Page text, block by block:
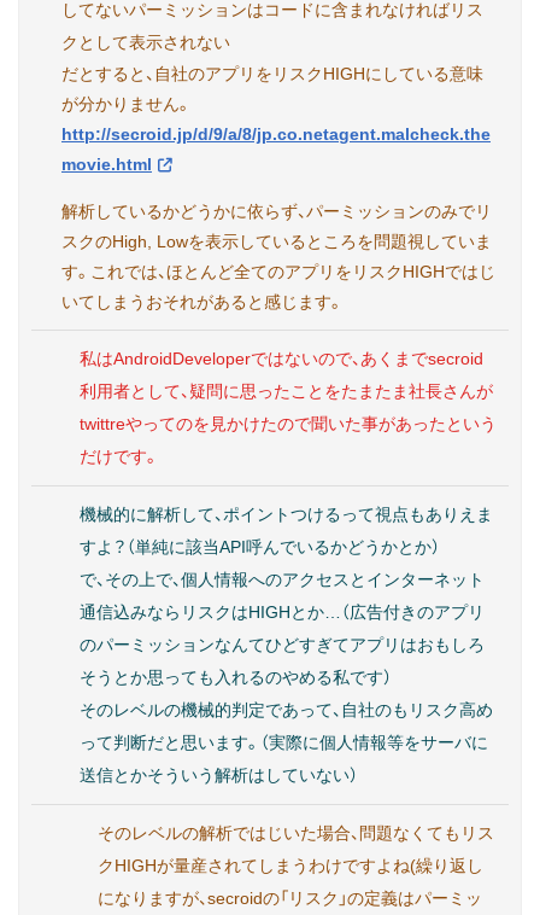
してないパーミッションはコードに含まれなければリス
クとして表示されない
だとすると、自社のアプリをリスクHIGHにしている意味
が分かりません。
http://secroid.jp/d/9/a/8/jp.co.netagent.malcheck.the
movie.html
解析しているかどうかに依らず、パーミッションのみでリ
スクのHigh, Lowを表示しているところを問題視していま
す。これでは、ほとんど全てのアプリをリスクHIGHではじ
いてしまうおそれがあると感じます。
私はAndroidDeveloperではないので、あくまでsecroid
利用者として、疑問に思ったことをたまたま社長さんが
twittreやってのを見かけたので聞いた事があったという
だけです。
機械的に解析して、ポイントつけるって視点もありえま
すよ？（単純に該当API呼んでいるかどうかとか）
で、その上で、個人情報へのアクセスとインターネット
通信込みならリスクはHIGHとか…（広告付きのアプリ
のパーミッションなんてひどすぎてアプリはおもしろ
そうとか思っても入れるのやめる私です）
そのレベルの機械的判定であって、自社のもリスク高め
って判断だと思います。（実際に個人情報等をサーバに
送信とかそういう解析はしていない）
そのレベルの解析ではじいた場合、問題なくてもリス
クHIGHが量産されてしまうわけですよね(繰り返し
になりますが、secroidの「リスク」の定義はパーミッ